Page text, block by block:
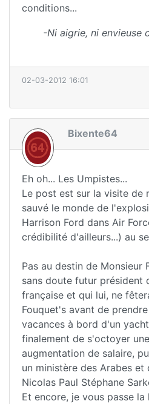
conditions...
-Ni aigrie, ni envieuse
02-03-2012 16:01
Bixente64
Eh oh... Les Umpistes...
Le post est sur la visite de
sauvé le monde de
Harrison Ford dans Air
crédibilité d'ailleurs...) au
Pas au destin de Monsieur
sans doute futur président
française et qui lui, ne
Fouquet's avant de
vacances à bord d'un
finalement de s'octoyer
augmentation de salaire,
un ministère des Arabes et
Nicolas Paul Stéphane
Et encore, je vous passe